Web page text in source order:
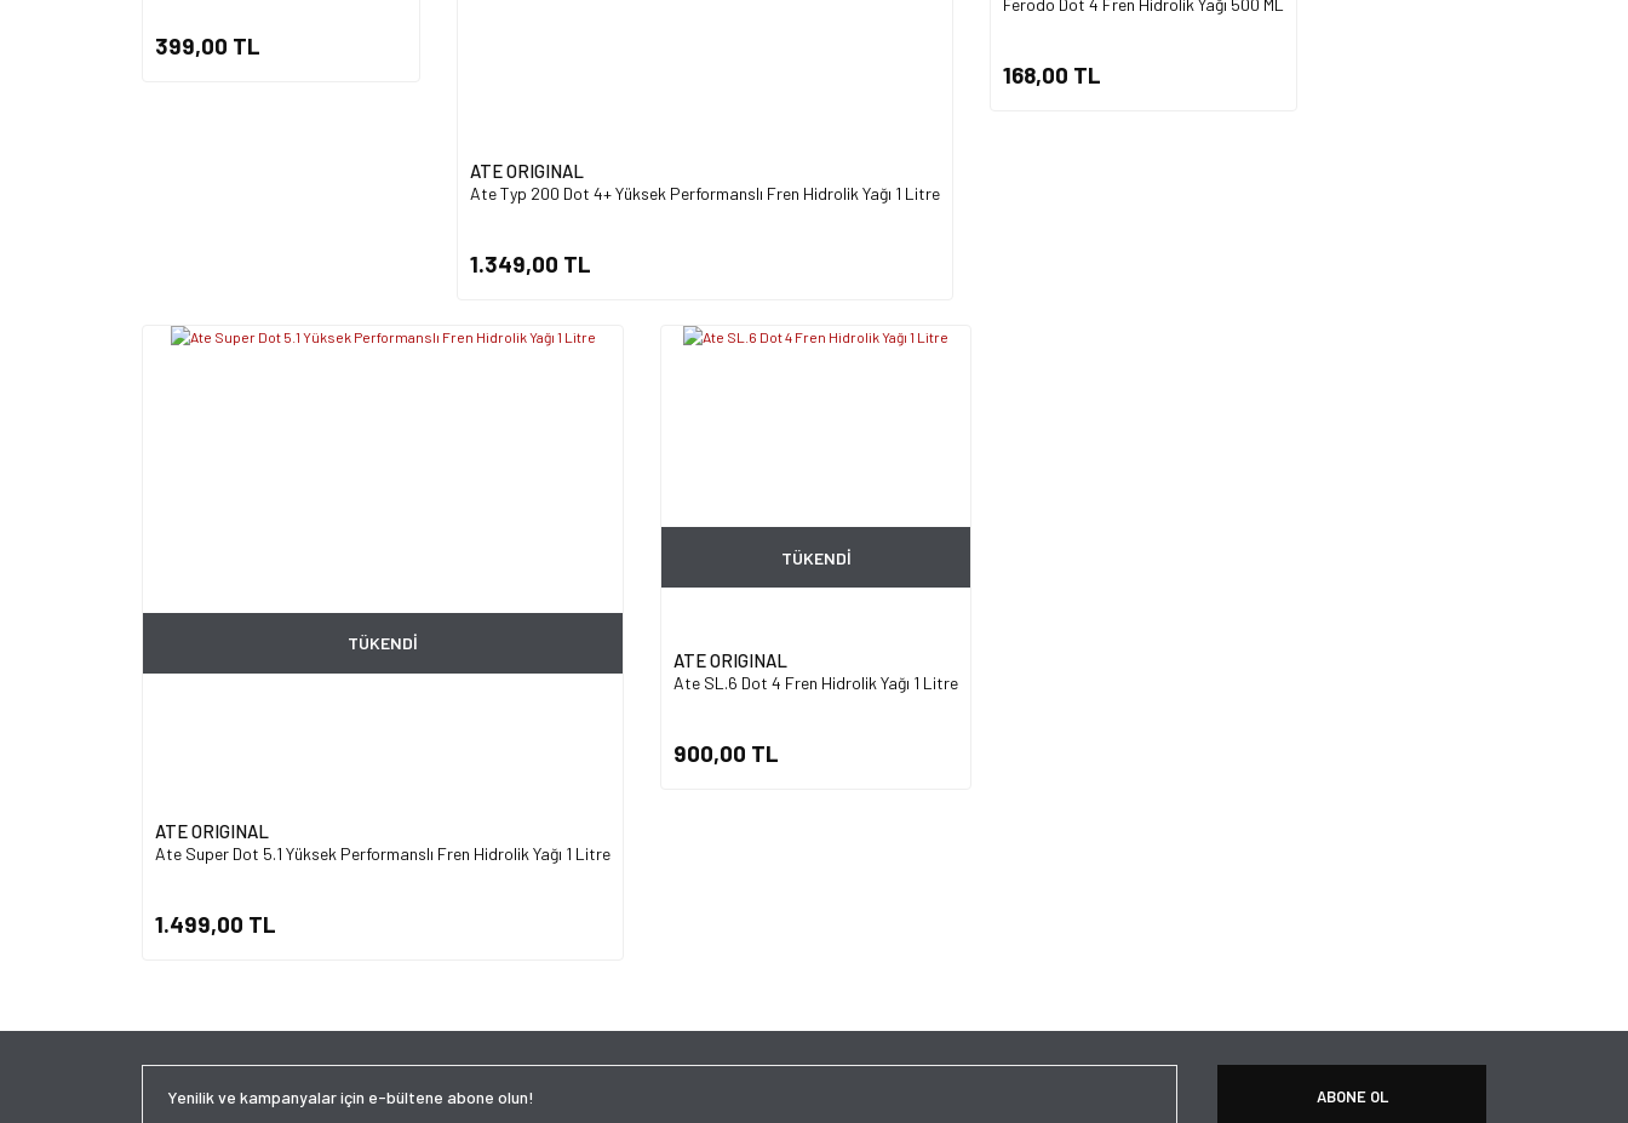
399,00 TL
ATE ORIGINAL
Ate Typ 200 Dot 4+ Yüksek Performanslı Fren Hidrolik Yağı 1 Litre
1.349,00 TL
Ferodo Dot 4 Fren Hidrolik Yağı 500 ML
168,00 TL
TÜKENDİ
ATE ORIGINAL
Ate Super Dot 5.1 Yüksek Performanslı Fren Hidrolik Yağı 1 Litre
1.499,00 TL
TÜKENDİ
ATE ORIGINAL
Ate SL.6 Dot 4 Fren Hidrolik Yağı 1 Litre
900,00 TL
ABONE OL